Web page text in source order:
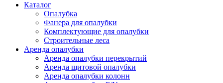
Каталог
Опалубка
Фанера для опалубки
Комплектующие для опалубки
Строительные леса
Аренда опалубки
Аренда опалубки перекрытий
Аренда щитовой опалубки
Аренда опалубки колонн